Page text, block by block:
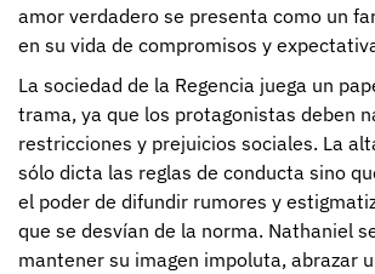
amor verdadero se presenta como un
en su vida de compromisos y
La sociedad de la Regencia juega un
trama, ya que los protagonistas deben
restricciones y prejuicios sociales. La
sólo dicta las reglas de conducta sino
el poder de difundir rumores y
que se desvían de la norma. Nathaniel
mantener su imagen impoluta, abrazar